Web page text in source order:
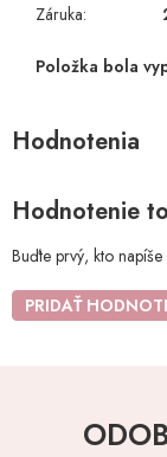
Záruka:
Položka bola
Hodnotenie
Buďte prvý, kto
PRIDAŤ